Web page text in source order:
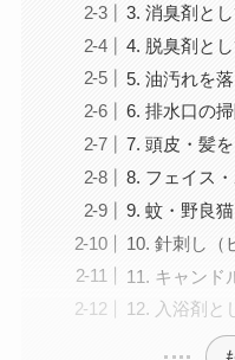
3. 消臭剤と
4. 脱臭剤と
5. 油汚れを
6. 排水口の
7. 頭皮・髪
8. フェイス
9. 蚊・野良
10. 針刺し（
11. キャンド
12. 入浴剤と